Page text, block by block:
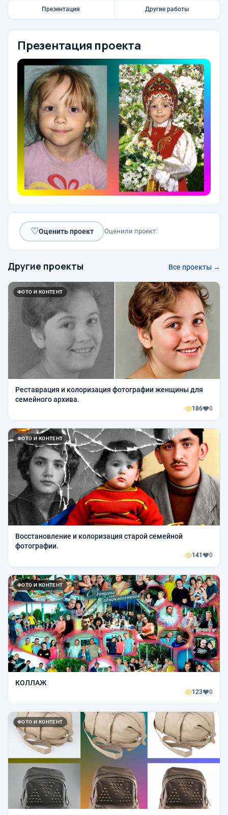
Презентация Другие работы
Презентация проекта
♡Оценить проект Оценили проект:
Другие проекты Все проекты →
ФОТО И КОНТЕНТ
Реставрация и колоризация фотографии женщины для
семейного архива.
186 0
ФОТО И КОНТЕНТ
Восстановление и колоризация старой семейной
фотографии.
141 0
ФОТО И КОНТЕНТ
КОЛЛАЖ
123 0
ФОТО И КОНТЕНТ